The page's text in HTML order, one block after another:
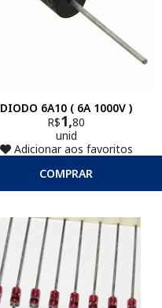
DIODO 6A10 ( 6A 1000V )
R$1,80
unid
Adicionar aos favoritos
COMPRAR